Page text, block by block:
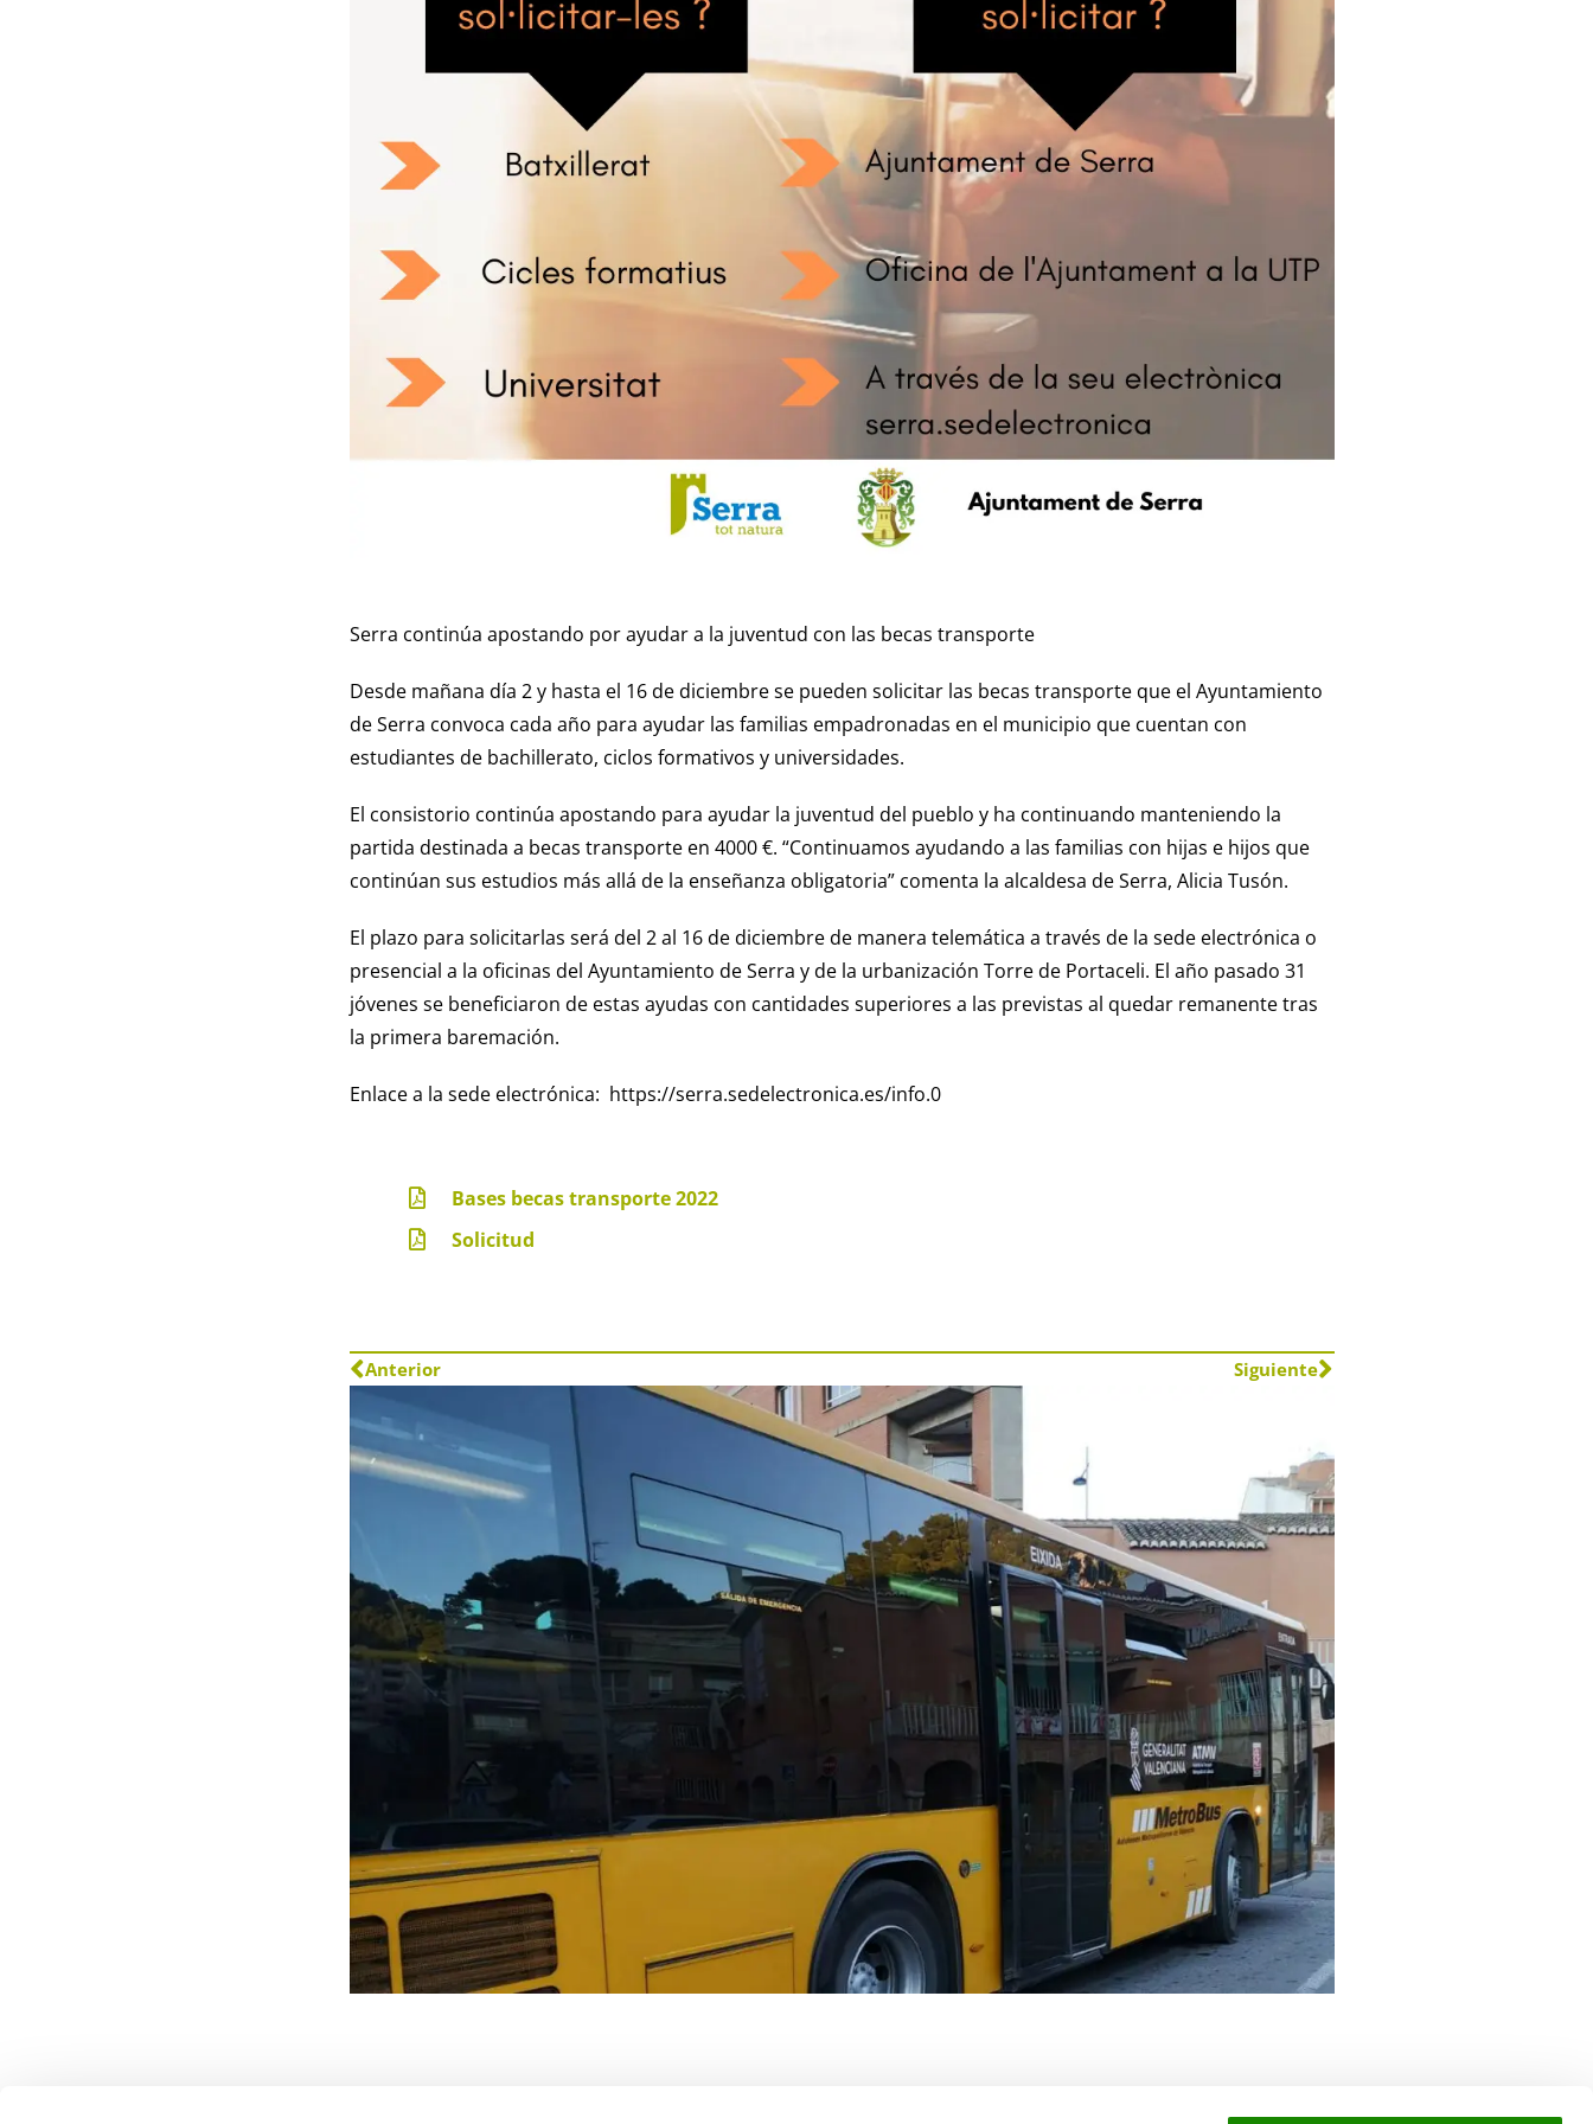
Serra continúa apostando por ayudar a la juventud con las becas transporte
Desde mañana día 2 y hasta el 16 de diciembre se pueden solicitar las becas transporte que el Ayuntamiento
de Serra convoca cada año para ayudar las familias empadronadas en el municipio que cuentan con
estudiantes de bachillerato, ciclos formativos y universidades.
El consistorio continúa apostando para ayudar la juventud del pueblo y ha continuando manteniendo la
partida destinada a becas transporte en 4000 €. “Continuamos ayudando a las familias con hijas e hijos que
continúan sus estudios más allá de la enseñanza obligatoria” comenta la alcaldesa de Serra, Alicia Tusón.
El plazo para solicitarlas será del 2 al 16 de diciembre de manera telemática a través de la sede electrónica o
presencial a la oficinas del Ayuntamiento de Serra y de la urbanización Torre de Portaceli. El año pasado 31
jóvenes se beneficiaron de estas ayudas con cantidades superiores a las previstas al quedar remanente tras
la primera baremación.
Enlace a la sede electrónica: https://serra.sedelectronica.es/info.0
Bases becas transporte 2022
Solicitud
Anterior Siguiente